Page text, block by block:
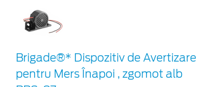
Brigade®* Dispozitiv de Avertizare
pentru Mers Înapoi , zgomot alb